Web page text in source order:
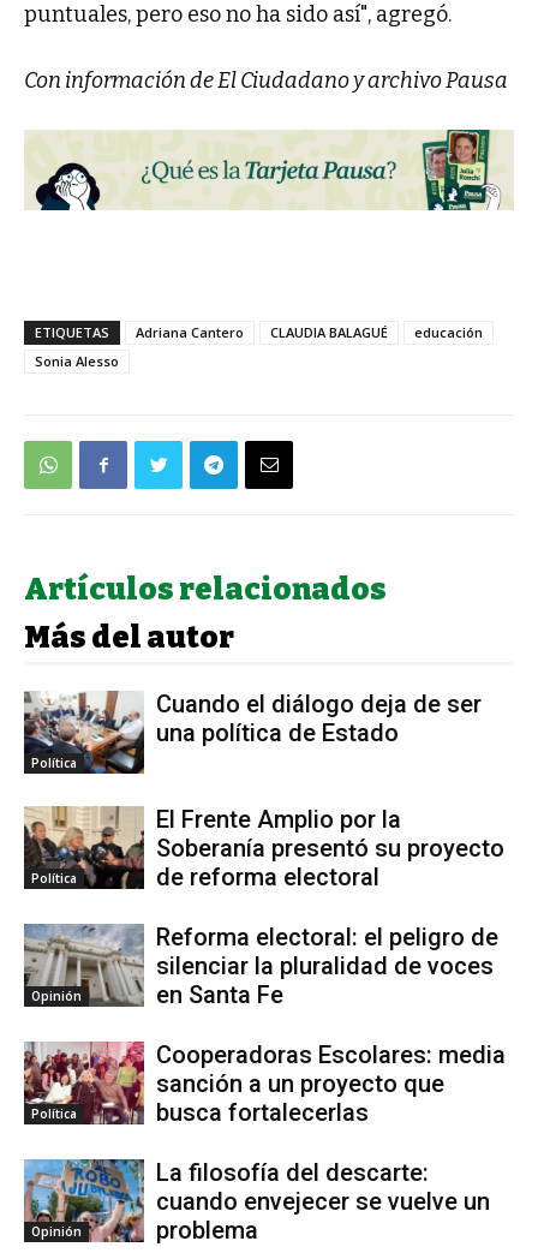
puntuales, pero eso no ha sido así", agregó.
Con información de El Ciudadano y archivo Pausa
ETIQUETAS Adriana Cantero CLAUDIA BALAGUÉ
educación
Sonia Alesso
Artículos relacionados
Más del autor
Política
Cuando el diálogo deja de ser
una política de Estado
Política
El Frente Amplio por la
Soberanía presentó su proyecto
de reforma electoral
Opinión
Reforma electoral: el peligro de
silenciar la pluralidad de voces
en Santa Fe
Política
Cooperadoras Escolares: media
sanción a un proyecto que
busca fortalecerlas
Opinión
La filosofía del descarte:
cuando envejecer se vuelve un
problema